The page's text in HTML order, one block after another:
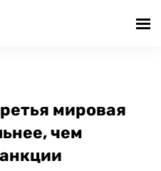
мировая
чем